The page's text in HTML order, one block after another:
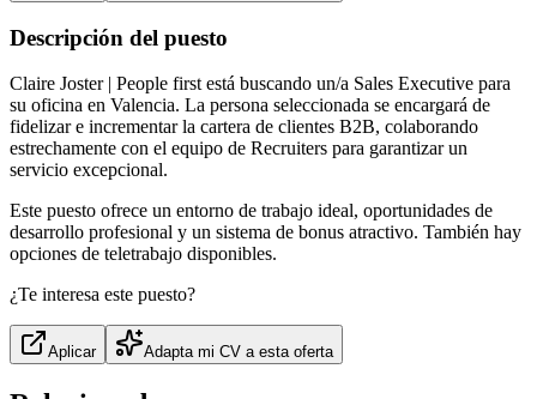
Descripción del puesto
Claire Joster | People first está buscando un/a Sales Executive para
su oficina en Valencia. La persona seleccionada se encargará de
fidelizar e incrementar la cartera de clientes B2B, colaborando
estrechamente con el equipo de Recruiters para garantizar un
servicio excepcional.
Este puesto ofrece un entorno de trabajo ideal, oportunidades de
desarrollo profesional y un sistema de bonus atractivo. También hay
opciones de teletrabajo disponibles.
¿Te interesa este puesto?
Aplicar Adapta mi CV a esta oferta